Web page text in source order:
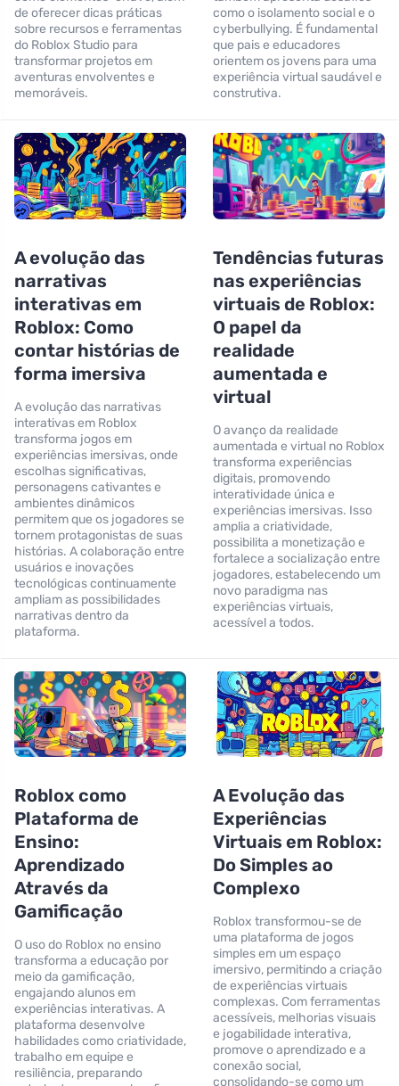
de oferecer dicas práticas
sobre recursos e ferramentas
do Roblox Studio para
transformar projetos em
aventuras envolventes e
memoráveis.
como o isolamento social e o
cyberbullying. É fundamental
que pais e educadores
orientem os jovens para uma
experiência virtual saudável e
construtiva.
A evolução das
narrativas
interativas em
Roblox: Como
contar histórias de
forma imersiva
A evolução das narrativas
interativas em Roblox
transforma jogos em
experiências imersivas, onde
escolhas significativas,
personagens cativantes e
ambientes dinâmicos
permitem que os jogadores se
tornem protagonistas de suas
histórias. A colaboração entre
usuários e inovações
tecnológicas continuamente
ampliam as possibilidades
narrativas dentro da
plataforma.
Tendências futuras
nas experiências
virtuais de Roblox:
O papel da
realidade
aumentada e
virtual
O avanço da realidade
aumentada e virtual no Roblox
transforma experiências
digitais, promovendo
interatividade única e
experiências imersivas. Isso
amplia a criatividade,
possibilita a monetização e
fortalece a socialização entre
jogadores, estabelecendo um
novo paradigma nas
experiências virtuais,
acessível a todos.
Roblox como
Plataforma de
Ensino:
Aprendizado
Através da
Gamificação
O uso do Roblox no ensino
transforma a educação por
meio da gamificação,
engajando alunos em
experiências interativas. A
plataforma desenvolve
habilidades como criatividade,
trabalho em equipe e
resiliência, preparando
A Evolução das
Experiências
Virtuais em Roblox:
Do Simples ao
Complexo
Roblox transformou-se de
uma plataforma de jogos
simples em um espaço
imersivo, permitindo a criação
de experiências virtuais
complexas. Com ferramentas
acessíveis, melhorias visuais
e jogabilidade interativa,
promove o aprendizado e a
conexão social,
consolidando-se como um